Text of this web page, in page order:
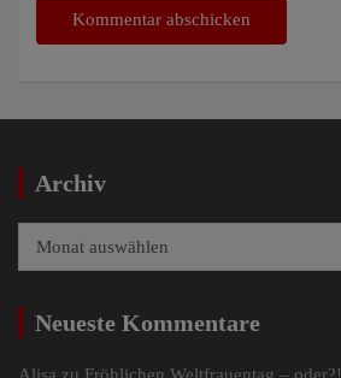
Archiv
Neueste Kommentare
Alisa zu Fröhlichen Weltfrauentag – oder?!